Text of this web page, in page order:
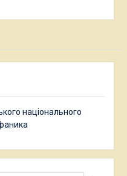
національного